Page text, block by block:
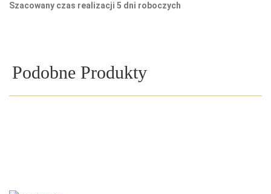
Szacowany czas realizacji 5 dni roboczych
Podobne Produkty